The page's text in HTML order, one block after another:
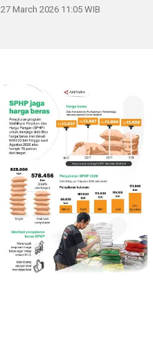
27 March 2026 11:05 WIB